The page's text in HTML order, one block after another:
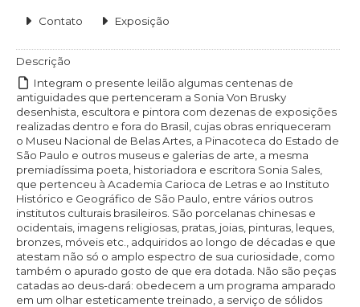
Contato Exposição
Descrição
Integram o presente leilão algumas centenas de
antiguidades que pertenceram a Sonia Von Brusky
desenhista, escultora e pintora com dezenas de exposições
realizadas dentro e fora do Brasil, cujas obras enriqueceram
o Museu Nacional de Belas Artes, a Pinacoteca do Estado de
São Paulo e outros museus e galerias de arte, a mesma
premiadíssima poeta, historiadora e escritora Sonia Sales,
que pertenceu à Academia Carioca de Letras e ao Instituto
Histórico e Geográfico de São Paulo, entre vários outros
institutos culturais brasileiros. São porcelanas chinesas e
ocidentais, imagens religiosas, pratas, joias, pinturas, leques,
bronzes, móveis etc., adquiridos ao longo de décadas e que
atestam não só o amplo espectro de sua curiosidade, como
também o apurado gosto de que era dotada. Não são peças
catadas ao deus-dará: obedecem a um programa amparado
em um olhar esteticamente treinado, a serviço de sólidos